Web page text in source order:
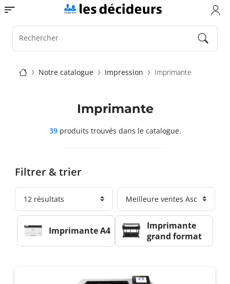
Aller
au
contenu
principal
Toggle navigation
Rechercher
Fil
Notre catalogue Impression Imprimante
Filtrer & trier
Imprimante A4
Imprimante
grand format
Imprimante
39produits trouvés dans le catalogue.